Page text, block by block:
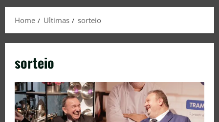
Home Ultimas sorteio
sorteio